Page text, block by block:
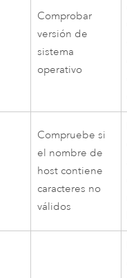
Comprobar
versión de
sistema
operativo
Compruebe si
el nombre de
host contiene
caracteres no
válidos